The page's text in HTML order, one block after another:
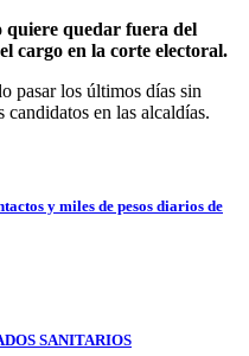
quiere quedar fuera del
cargo en la corte electoral.
pasar los últimos días sin
en las alcaldías.
y miles de pesos diarios de
SANITARIOS